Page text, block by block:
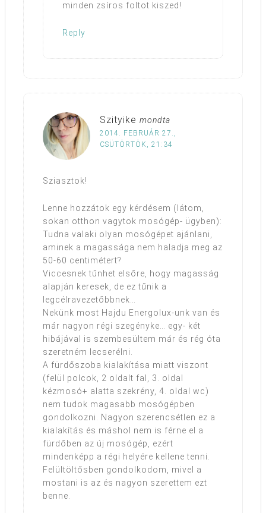
minden zsíros foltot kiszed!
Reply
Szityike mondta
2014. FEBRUÁR 27.,
CSÜTÖRTÖK, 21:34
Sziasztok!
Lenne hozzátok egy kérdésem (látom,
sokan otthon vagytok mosógép- ügyben):
Tudna valaki olyan mosógépet ajánlani,
aminek a magassága nem haladja meg az
50-60 centimétert?
Viccesnek tűnhet elsőre, hogy magasság
alapján keresek, de ez tűnik a
legcélravezetőbbnek…
Nekünk most Hajdu Energolux-unk van és
már nagyon régi szegényke… egy- két
hibájával is szembesültem már és rég óta
szeretném lecserélni.
A fürdőszoba kialakítása miatt viszont
(felül polcok, 2 oldalt fal, 3. oldal
kézmosó+ alatta szekrény, 4. oldal wc)
nem tudok magasabb mosógépben
gondolkozni. Nagyon szerencsétlen ez a
kialakítás és máshol nem is férne el a
fürdőben az új mosógép, ezért
mindenképp a régi helyére kellene tenni.
Felültöltősben gondolkodom, mivel a
mostani is az és nagyon szerettem ezt
benne.